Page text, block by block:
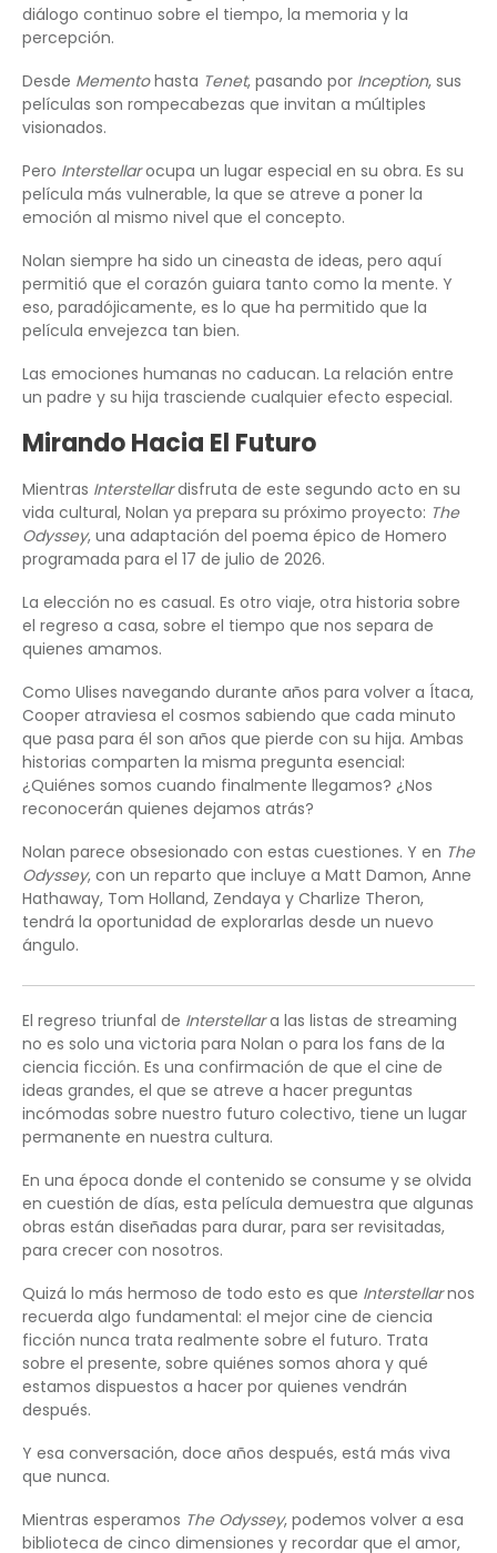
diálogo continuo sobre el tiempo, la memoria y la
percepción.
Desde Mementohasta Tenet, pasando por Inception, sus
películas son rompecabezas que invitan a múltiples
visionados.
Pero Interstellarocupa un lugar especial en su obra. Es su
película más vulnerable, la que se atreve a poner la
emoción al mismo nivel que el concepto.
Nolan siempre ha sido un cineasta de ideas, pero aquí
permitió que el corazón guiara tanto como la mente. Y
eso, paradójicamente, es lo que ha permitido que la
película envejezca tan bien.
Las emociones humanas no caducan. La relación entre
un padre y su hija trasciende cualquier efecto especial.
Mirando Hacia El Futuro
Mientras Interstellardisfruta de este segundo acto en su
vida cultural, Nolan ya prepara su próximo proyecto: The
Odyssey, una adaptación del poema épico de Homero
programada para el 17 de julio de 2026.
La elección no es casual. Es otro viaje, otra historia sobre
el regreso a casa, sobre el tiempo que nos separa de
quienes amamos.
Como Ulises navegando durante años para volver a Ítaca,
Cooper atraviesa el cosmos sabiendo que cada minuto
que pasa para él son años que pierde con su hija. Ambas
historias comparten la misma pregunta esencial:
¿Quiénes somos cuando finalmente llegamos? ¿Nos
reconocerán quienes dejamos atrás?
Nolan parece obsesionado con estas cuestiones. Y en The
Odyssey, con un reparto que incluye a Matt Damon, Anne
Hathaway, Tom Holland, Zendaya y Charlize Theron,
tendrá la oportunidad de explorarlas desde un nuevo
ángulo.
El regreso triunfal de Interstellara las listas de streaming
no es solo una victoria para Nolan o para los fans de la
ciencia ficción. Es una confirmación de que el cine de
ideas grandes, el que se atreve a hacer preguntas
incómodas sobre nuestro futuro colectivo, tiene un lugar
permanente en nuestra cultura.
En una época donde el contenido se consume y se olvida
en cuestión de días, esta película demuestra que algunas
obras están diseñadas para durar, para ser revisitadas,
para crecer con nosotros.
Quizá lo más hermoso de todo esto es que Interstellarnos
recuerda algo fundamental: el mejor cine de ciencia
ficción nunca trata realmente sobre el futuro. Trata
sobre el presente, sobre quiénes somos ahora y qué
estamos dispuestos a hacer por quienes vendrán
después.
Y esa conversación, doce años después, está más viva
que nunca.
Mientras esperamos The Odyssey, podemos volver a esa
biblioteca de cinco dimensiones y recordar que el amor,